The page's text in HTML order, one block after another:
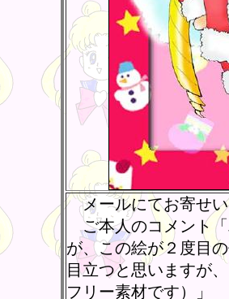
メールにてお寄せい
ご本人のコメント
が、この絵が２度目
目立つと思いますが
フリー素材です）」